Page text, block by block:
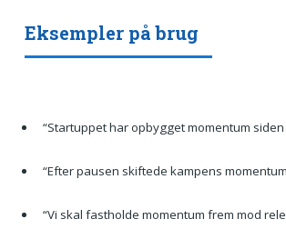
Eksempler på brug
“Startuppet har opbygget momentum
“Efter pausen skiftede kampens
“Vi skal fastholde momentum frem mod